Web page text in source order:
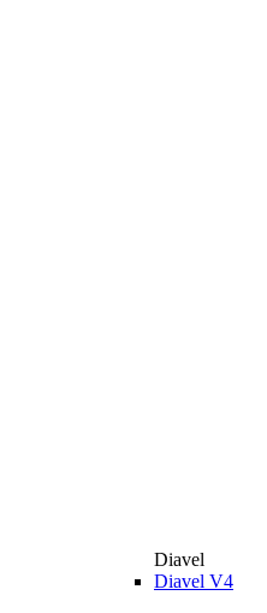
Diavel
Diavel V4